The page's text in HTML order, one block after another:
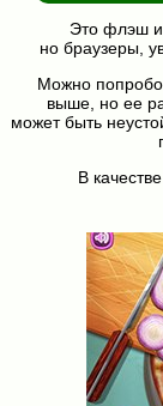
Это флэш
но браузеры,
Можно
выше, но ее
может быть
В